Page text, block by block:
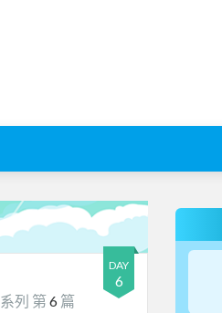
DAY
6
系列 第6 篇